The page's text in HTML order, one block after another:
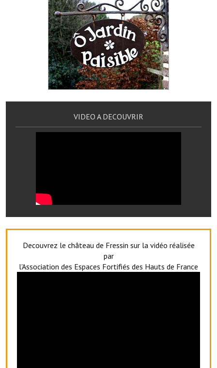
Services publics communaux
Démarches administratives
Urbanisme
Biens à louer
Terrains et maisons à vendre
Equipements sportifs
Exploitants agricoles
Agents immobiliers
Réserver une salle
VIDEO A DECOUVRIR
Decouvrez le château de Fressin sur la vidéo réalisée
par
l'Association des Espaces Fortifiés des Hauts de France